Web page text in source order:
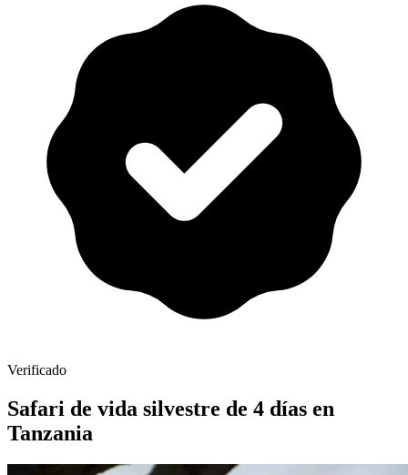
Verificado
Safari de vida silvestre de 4 días en
Tanzania